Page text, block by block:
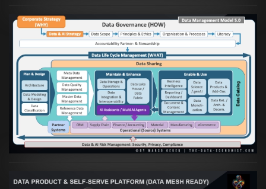
Artikel:Die moderne Architektur für
Daten- und KI-orientierte Unternehmen
VIEW